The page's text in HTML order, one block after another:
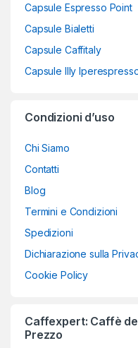
Capsule Espresso Point
Capsule Bialetti
Capsule Caffitaly
Capsule Illy
Condizioni d’uso
Chi Siamo
Contatti
Blog
Termini e Condizioni
Spedizioni
Dichiarazione sulla
Cookie Policy
Caffexpert: Caffè
Prezzo